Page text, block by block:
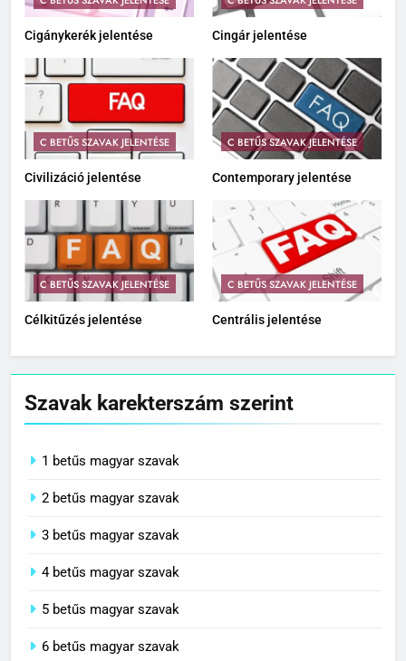
Cigánykerék jelentése Cingár jelentése
C BETŰS SZAVAK JELENTÉSE
Civilizáció jelentése
C BETŰS SZAVAK JELENTÉSE
Contemporary jelentése
C BETŰS SZAVAK JELENTÉSE
Célkitűzés jelentése
C BETŰS SZAVAK JELENTÉSE
Centrális jelentése
Szavak karekterszám szerint
1 betűs magyar szavak
2 betűs magyar szavak
3 betűs magyar szavak
4 betűs magyar szavak
5 betűs magyar szavak
6 betűs magyar szavak